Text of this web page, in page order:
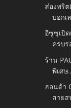
ส่องพริ
บอกเ
อีซูซุเปิ
ครบร
ร้าน
พิเศษ
ฮอนด้า
สายส